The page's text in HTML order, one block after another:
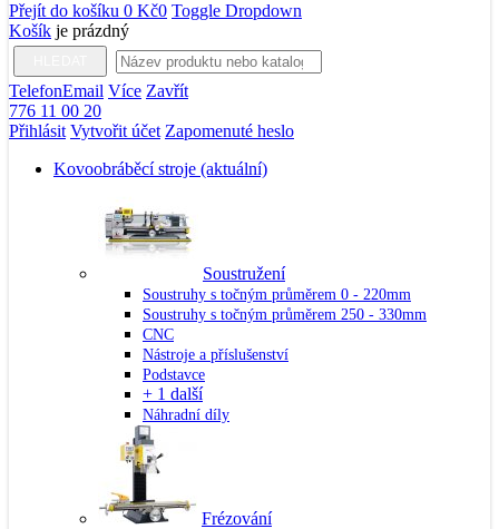
Přejít do košíku 0 Kč0 Toggle Dropdown
Košík je prázdný
TelefonEmail Více Zavřít
776 11 00 20
Přihlásit Vytvořit účet Zapomenuté heslo
Kovoobráběcí stroje (aktuální)
Soustružení
Soustruhy s točným průměrem 0 - 220mm
Soustruhy s točným průměrem 250 - 330mm
CNC
Nástroje a příslušenství
Podstavce
+ 1 další
Náhradní díly
Frézování